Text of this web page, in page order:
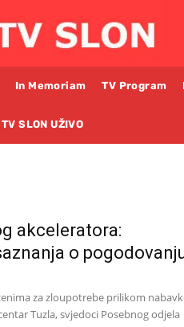
In Memoriam TV Program
TV SLON UŽIVO
akceleratora:
o
za zloupotrebe prilikom
Tuzla, svjedoci Posebnog odjela